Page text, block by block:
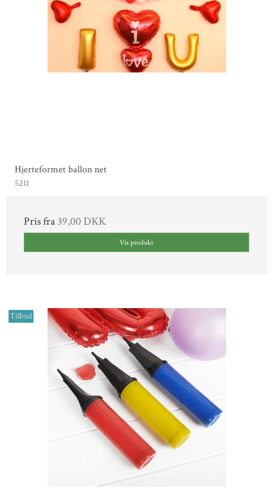
Hjerteformet ballon net
5211
Pris fra39,00 DKK
Vis produkt
Tilbud